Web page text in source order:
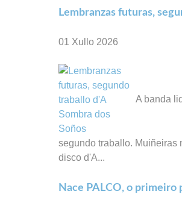
Lembranzas futuras,
01 Xullo 2026
A banda
segundo traballo. Muiñeiras
disco d'A...
Nace PALCO, o